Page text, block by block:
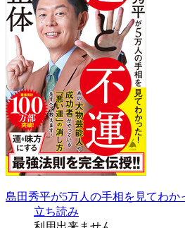
島田秀平が5万人の手相を見てわ
立ち読み